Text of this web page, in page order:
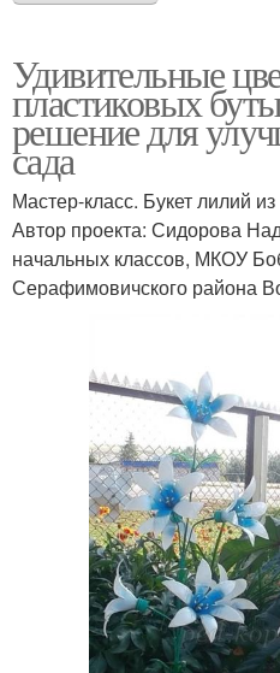
Удивительные
пластиковых
решение для
сада
Мастер-класс. Букет лилий
Автор проекта: Сидорова
начальных классов, МКОУ
Серафимовичского района